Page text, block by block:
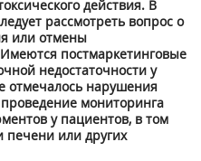
действия. В
рассмотреть вопрос о
или отмены
постмаркетинговые
недостаточности у
отмечалось нарушения
мониторинга
у пациентов, в том
печени или других